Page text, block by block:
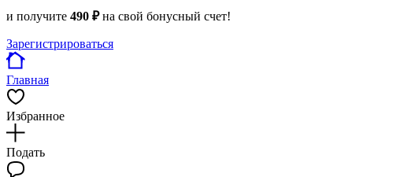
и получите 490 ₽на свой бонусный счет!
Зарегистрироваться
Главная
Избранное
Подать